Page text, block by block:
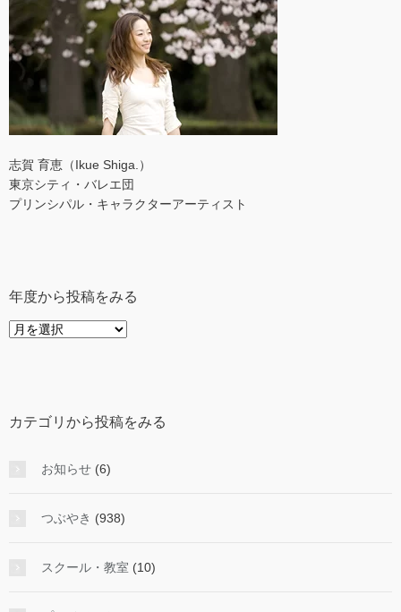
志賀 育恵（Ikue Shiga.）
東京シティ・バレエ団
プリンシパル・キャラクターアーティスト
年度から投稿をみる
年
稿
み
カテゴリから投稿をみる
お知らせ (6)
つぶやき (938)
スクール・教室 (10)